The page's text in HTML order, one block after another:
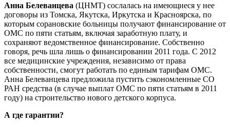
Анна Белеванцева (ЦНМТ) сослалась на имеющиеся у нее
договоры из Томска, Якутска, Иркутска и Красноярска, по
которым сорановские больницы получают финансирование от
ОМС по пяти статьям, включая заработную плату, и
сохраняют ведомственное финансирование. Собственно
говоря, речь шла лишь о финансировании 2011 года. С 2012
все медицинские учреждения, независимо от права
собственности, смогут работать по единым тарифам ОМС.
Анна Белеванцева предложила пустить сэкономленные СО
РАН средства (в случае выплат ОМС по пяти статьям в 2011
году) на строительство нового детского корпуса.
А где гарантии?